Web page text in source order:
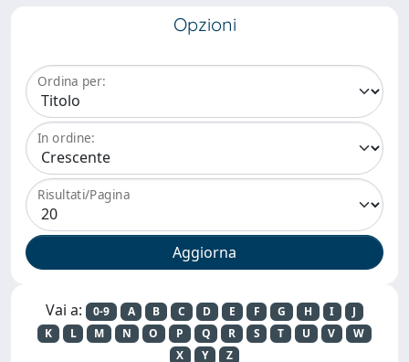
Opzioni
Ordina per:
In ordine:
Risultati/Pagina
Vai a: 0-9 A B C D E F G H I
J
K
L M N O P Q R S T U V
W
X
Y Z